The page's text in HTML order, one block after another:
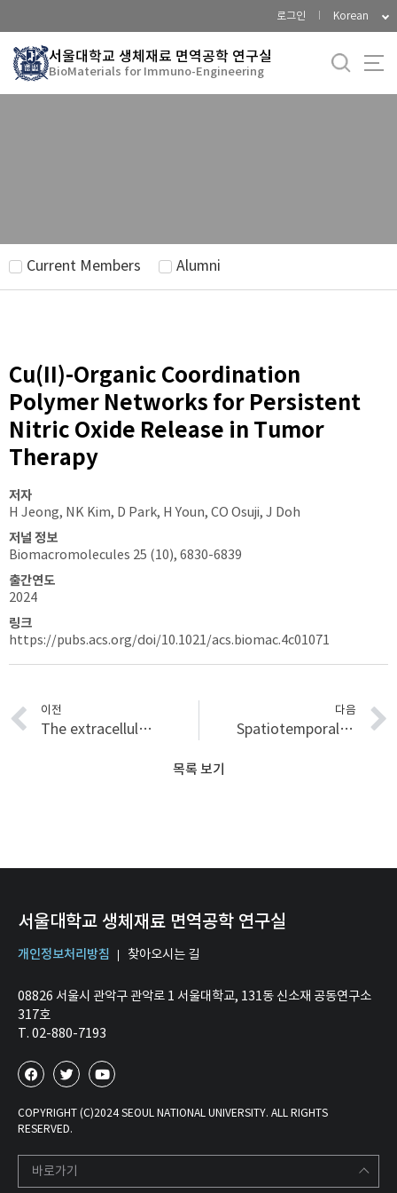
로
메
로그인 Korean
서울대학교 생체재료 면역공학 연구실
BioMaterials for Immuno-Engineering
Current Members Alumni
Cu(II)-Organic Coordination
Polymer Networks for Persistent
Nitric Oxide Release in Tumor
Therapy
저자
H Jeong, NK Kim, D Park, H Youn, CO Osuji, J Doh
저널 정보
Biomacromolecules 25 (10), 6830-6839
출간연도
2024
링크
https://pubs.acs.org/doi/10.1021/acs.biomac.4c01071
이전
The extracellular matrix in solid tumor immunotherapy
다음
Spatiotemporally modulated full-polarized light emission for multiplexed optical encryption
목록 보기
서울대학교 생체재료 면역공학 연구실
개인정보처리방침 찾아오시는 길
08826 서울시 관악구 관악로 1 서울대학교, 131동 신소재 공동연구소
317호
T. 02-880-7193
COPYRIGHT (C)2024 SEOUL NATIONAL UNIVERSITY. ALL RIGHTS
RESERVED.
바로가기